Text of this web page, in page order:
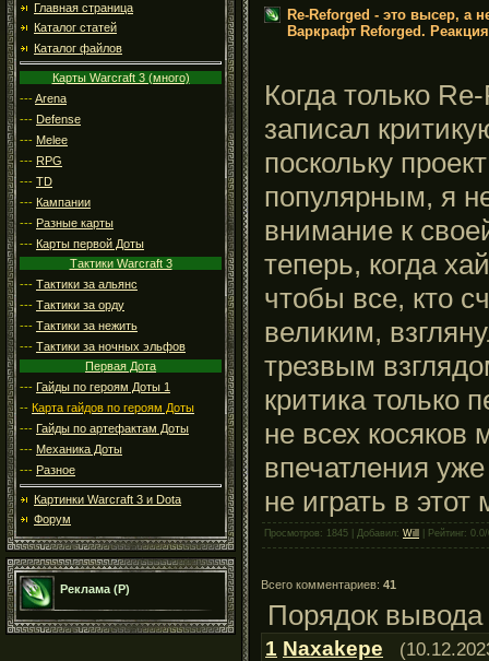
Главная страница
Каталог статей
Каталог файлов
Карты Warcraft 3 (много)
---Arena
--- Defense
--- Melee
--- RPG
--- TD
--- Кампании
--- Разные карты
--- Карты первой Доты
Тактики Warcraft 3
--- Тактики за альянс
--- Тактики за орду
--- Тактики за нежить
--- Тактики за ночных эльфов
Первая Дота
--- Гайды по героям Доты 1
-- Карта гайдов по героям Доты
--- Гайды по артефактам Доты
--- Механика Доты
--- Разное
Картинки Warcraft 3 и Dota
Форум
Реклама (Р)
Re-Reforged - это высер, а
Варкрафт Reforged.
Когда только
записал
поскольку
популярным, я
внимание к
теперь, когда
чтобы все, кто
великим,
трезвым
критика только
не всех косяков
впечатления
не играть в этот
Просмотров: 1845 | Добавил: Will | Рейтинг:
Всего комментариев: 41
Порядок
1 Naxakepe